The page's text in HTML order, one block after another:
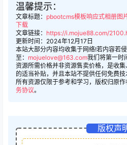
温馨提示：
文章标题： pbootcms模板响应式相册图
下载
文章链接： https://i.mojue88.com/
更新时间：2024年12月17日
本站大部分内容均收集于网络!若内容若
至： mojuelove@163.com我们将第一时
资源所需价格并非资源售卖价格，是收
的适当补贴，并且本站不提供任何免费技
所有资源仅限于参考和学习，版权归原
务协议。
版权声